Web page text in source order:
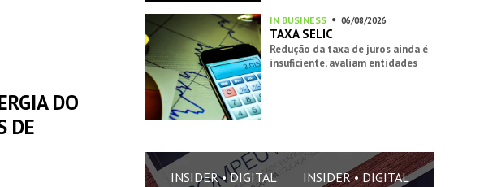
DO
DE
IN BUSINESS 06/08/2026
TAXA SELIC
Redução da taxa de juros ainda é
insuficiente, avaliam entidades
INSIDER • DIGITAL INSIDER • DIGITAL